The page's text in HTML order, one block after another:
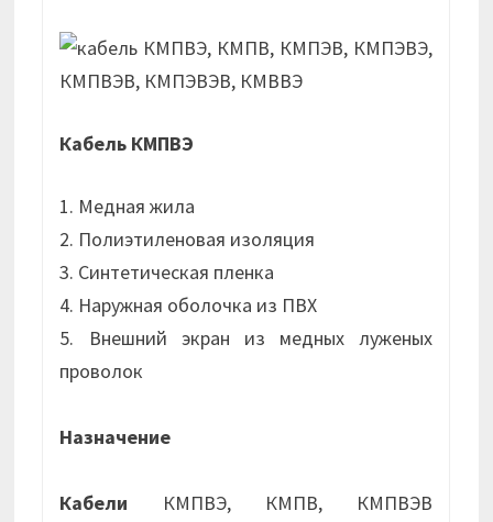
Кабель КМПВЭ
1. Медная жила
2. Полиэтиленовая изоляция
3. Синтетическая пленка
4. Наружная оболочка из ПВХ
5. Внешний экран из медных луженых
проволок
Назначение
Кабели КМПВЭ, КМПВ, КМПВЭВ